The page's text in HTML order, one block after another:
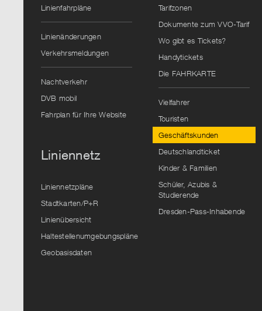
Linienfahrpläne
Linienänderungen
Verkehrsmeldungen
Nachtverkehr
DVB mobil
Fahrplan für Ihre Website
Liniennetz
Liniennetzpläne
Stadtkarten/P+R
Linienübersicht
Haltestellenumgebungspläne
Geobasisdaten
Tarifzonen
Dokumente zum VVO-Tarif
Wo gibt es Tickets?
Handytickets
Die FAHRKARTE
Vielfahrer
Touristen
Geschäftskunden
Deutschlandticket
Kinder & Familien
Schüler, Azubis &
Studierende
Dresden-Pass-Inhabende